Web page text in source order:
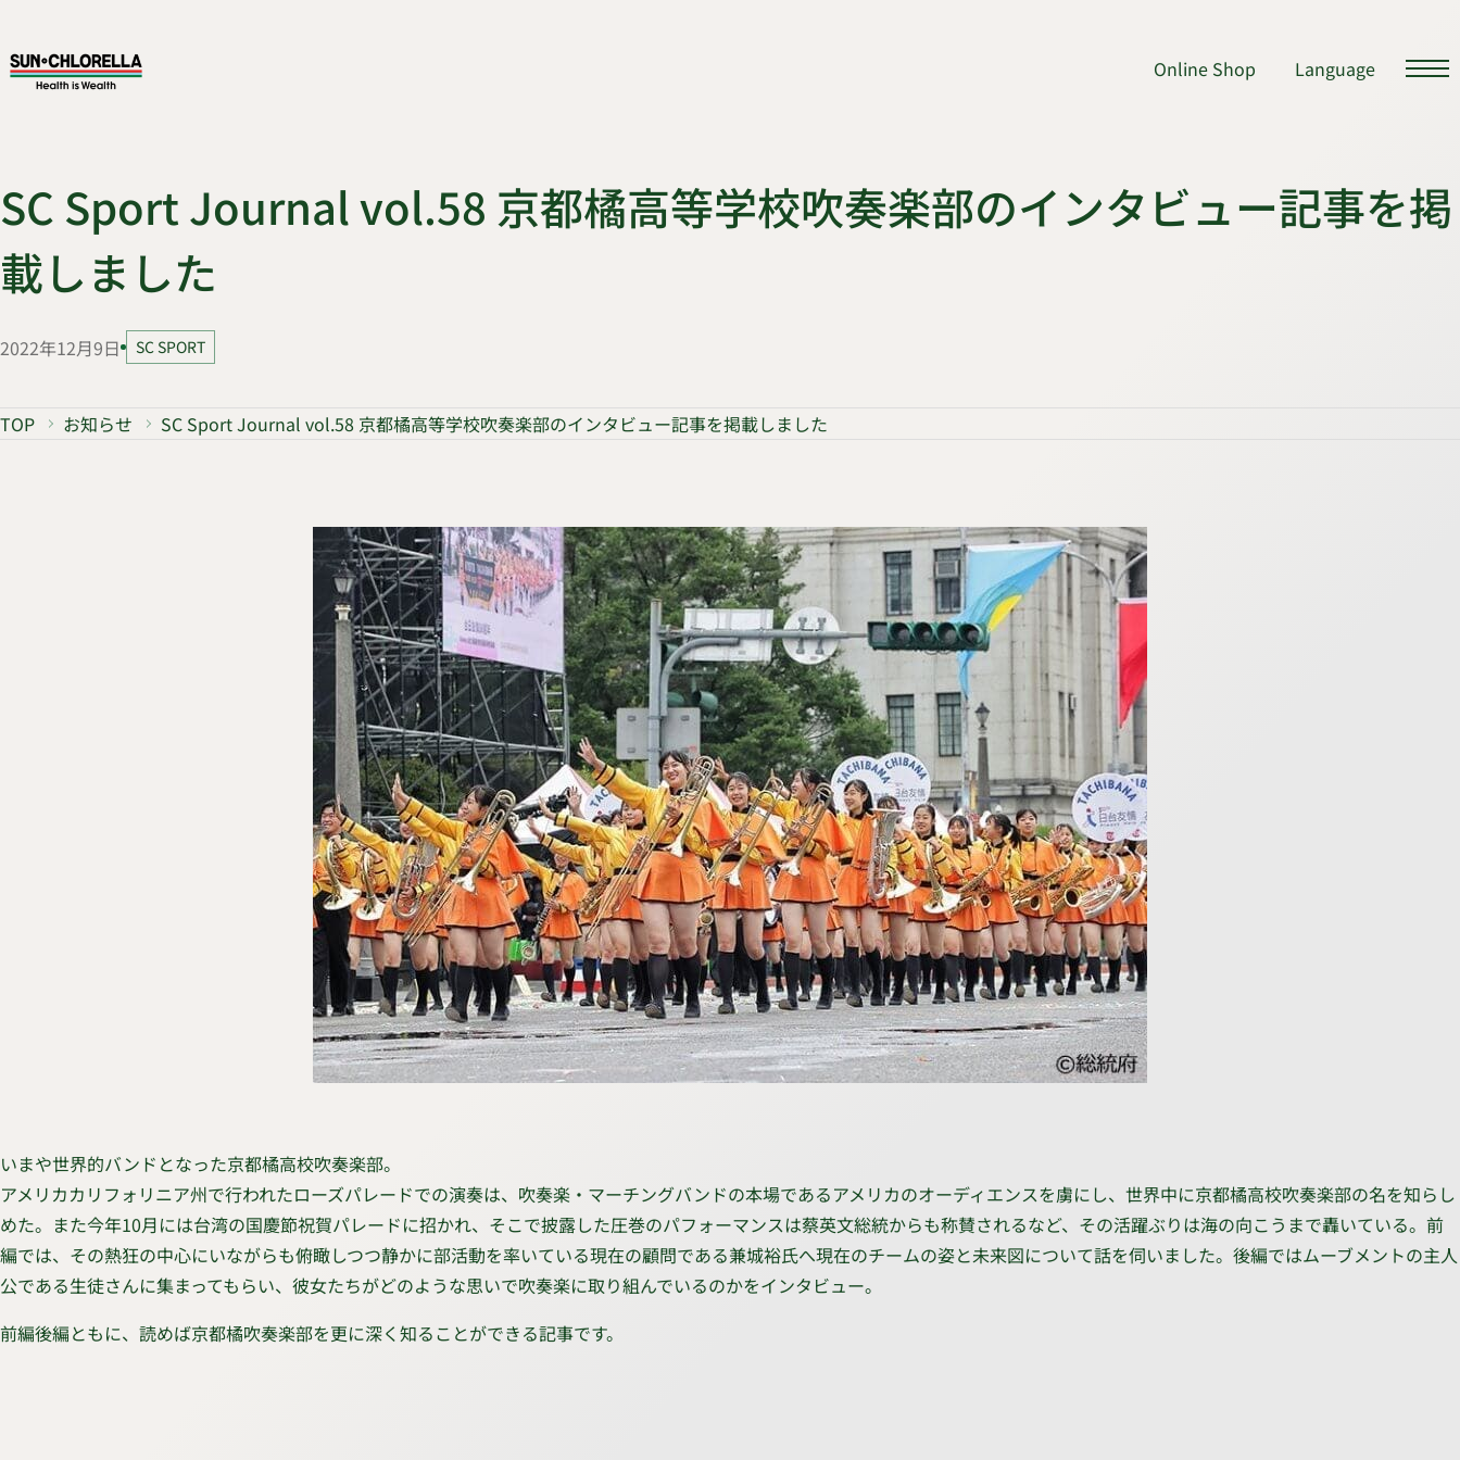
Online Shop Language
SC Sport Journal vol.58 京都橘高等学校吹奏楽部のインタビュー記事を掲
載しました
2022年12月9日 SC SPORT
TOP お知らせ SC Sport Journal vol.58 京都橘高等学校吹奏楽部のインタビュー記事を掲載しました
いまや世界的バンドとなった京都橘高校吹奏楽部。
アメリカカリフォリニア州で行われたローズパレードでの演奏は、吹奏楽・マーチングバンドの本場であるアメリカのオーディエンスを虜にし、世界中に京都橘高校吹奏楽部の名を知らし
めた。また今年10月には台湾の国慶節祝賀パレードに招かれ、そこで披露した圧巻のパフォーマンスは蔡英文総統からも称賛されるなど、その活躍ぶりは海の向こうまで轟いている。前
編では、その熱狂の中心にいながらも俯瞰しつつ静かに部活動を率いている現在の顧問である兼城裕氏へ現在のチームの姿と未来図について話を伺いました。後編ではムーブメントの主人
公である生徒さんに集まってもらい、彼女たちがどのような思いで吹奏楽に取り組んでいるのかをインタビュー。
前編後編ともに、読めば京都橘吹奏楽部を更に深く知ることができる記事です。